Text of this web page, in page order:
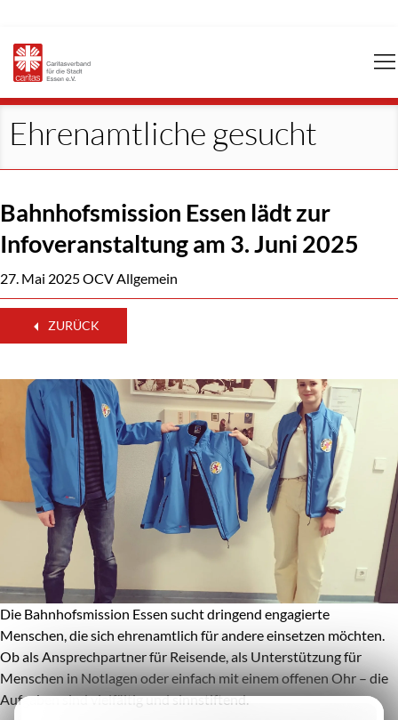
Ehrenamtliche gesucht
Bahnhofsmission Essen lädt zur
Infoveranstaltung am 3. Juni 2025
27. Mai 2025OCV Allgemein
ZURÜCK
Die Bahnhofsmission Essen sucht dringend engagierte
Menschen, die sich ehrenamtlich für andere einsetzen möchten.
Ob als Ansprechpartner für Reisende, als Unterstützung für
Menschen in Notlagen oder einfach mit einem offenen Ohr – die
Aufgaben sind vielfältig und sinnstiftend.